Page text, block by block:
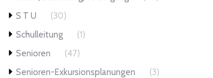
S T U
(30)
Schulleitung
(1)
Senioren
(47)
Senioren-Exkursionsplanungen
(3)